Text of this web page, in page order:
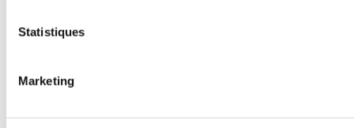
Statistiques
Marketing